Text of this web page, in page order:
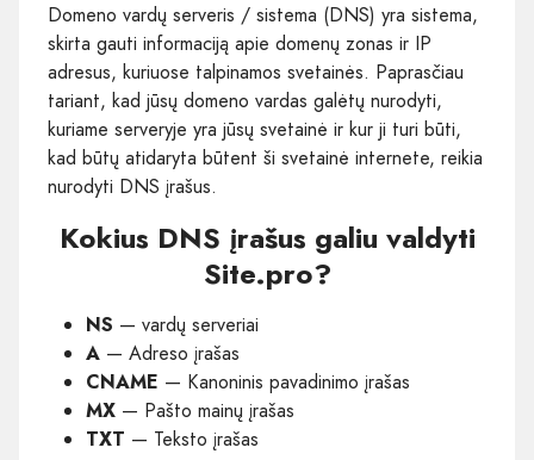
Domeno vardų serveris / sistema (DNS) yra sistema,
skirta gauti informaciją apie domenų zonas ir IP
adresus, kuriuose talpinamos svetainės. Paprasčiau
tariant, kad jūsų domeno vardas galėtų nurodyti,
kuriame serveryje yra jūsų svetainė ir kur ji turi būti,
kad būtų atidaryta būtent ši svetainė internete, reikia
nurodyti DNS įrašus.
Kokius DNS įrašus galiu valdyti
Site.pro?
NS — vardų serveriai
A — Adreso įrašas
CNAME — Kanoninis pavadinimo įrašas
MX — Pašto mainų įrašas
TXT — Teksto įrašas